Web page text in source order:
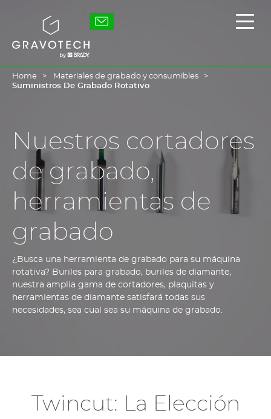
Gravotech
Home
Materiales de grabado y consumibles
Suministros De Grabado Rotativo
Nuestros cortadores
de grabado,
herramientas de
grabado
¿Busca una herramienta de grabado para su máquina
rotativa? Buriles para grabado, buriles de diamante,
nuestra amplia gama de cortadores, plaquitas y
herramientas de diamante satisfará todas sus
necesidades, sea cual sea su máquina de grabado.
Twincut: La Elección